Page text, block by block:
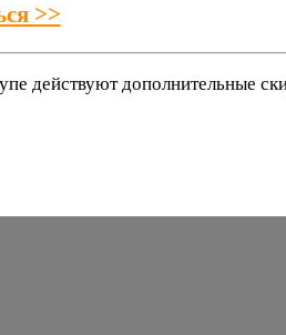
баки
>>
действуют дополнительные